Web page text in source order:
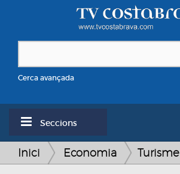
Cerca avançada
Seccions
Inici Economia Turisme